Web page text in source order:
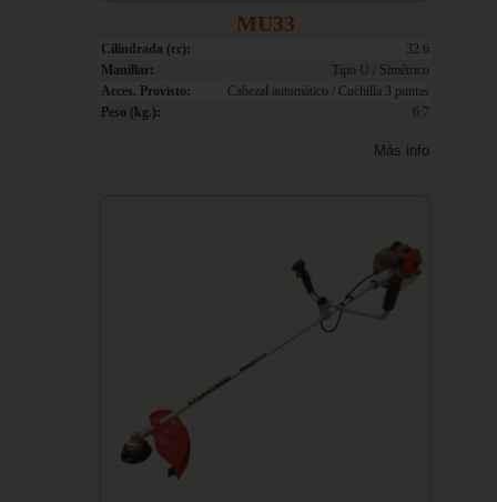
MU33
Cilindrada (cc):
32.6
Manillar:
Tipo U / Simétrico
Acces. Provisto:
Cabezal automático / Cuchilla 3 puntas
Peso (kg.):
6.7
Más info